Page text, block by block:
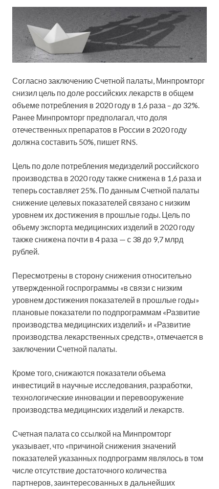
Согласно заключению Счетной палаты, Минпромторг
снизил цель по доле российских лекарств в общем
объеме потребления в 2020 году в 1,6 раза – до 32%.
Ранее Минпромторг предполагал, что доля
отечественных препаратов в России в 2020 году
должна составить 50%, пишет RNS.
Цель по доле потребления медизделий российского
производства в 2020 году также снижена в 1,6 раза и
теперь составляет 25%. По данным Счетной палаты
снижение целевых показателей связано с низким
уровнем их достижения в прошлые годы. Цель по
объему экспорта медицинских изделий в 2020 году
также снижена почти в 4 раза — с 38 до 9,7 млрд
рублей.
Пересмотрены в сторону снижения относительно
утвержденной госпрограммы «в связи с низким
уровнем достижения показателей в прошлые годы»
плановые показатели по подпрограммам «Развитие
производства медицинских изделий» и «Развитие
производства лекарственных средств», отмечается в
заключении Счетной палаты.
Кроме того, снижаются показатели объема
инвестиций в научные исследования, разработки,
технологические инновации и перевооружение
производства медицинских изделий и лекарств.
Счетная палата со ссылкой на Минпромторг
указывает, что «причиной снижения значений
показателей указанных подпрограмм являлось в том
числе отсутствие достаточного количества
партнеров, заинтересованных в дальнейших